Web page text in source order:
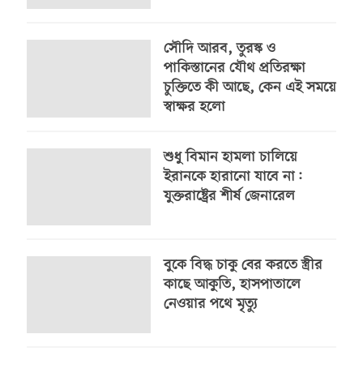
সৌদি আরব, তুরস্ক ও
পাকিস্তানের যৌথ প্রতিরক্ষা
চুক্তিতে কী আছে, কেন এই সময়ে
স্বাক্ষর হলো
শুধু বিমান হামলা চালিয়ে
ইরানকে হারানো যাবে না:
যুক্তরাষ্ট্রের শীর্ষ জেনারেল
বুকে বিদ্ধ চাকু বের করতে স্ত্রীর
কাছে আকুতি, হাসপাতালে
নেওয়ার পথে মৃত্যু